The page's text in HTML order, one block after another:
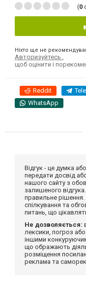
(0
Ніхто ще не
Авторизуйтесь ,
щоб оцінити і
Reddit
WhatsApp
Відгук - це думка
передати досвід
нашого сайту з
залишеного
правильне рішення.
спілкування та
питань, що
Не дозволяється:
лексики, погроз
іншими
що ображають
розміщення
реклама та